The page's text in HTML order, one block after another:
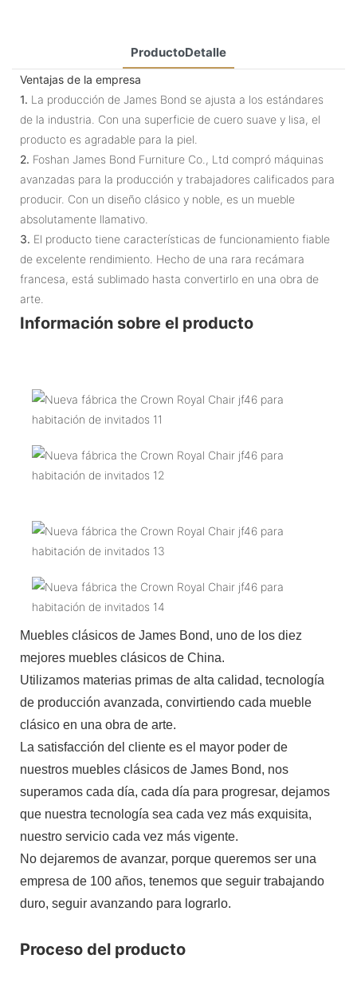
ProductoDetalle
Ventajas de la empresa
1. La producción de James Bond se ajusta a los estándares
de la industria. Con una superficie de cuero suave y lisa, el
producto es agradable para la piel.
2. Foshan James Bond Furniture Co., Ltd compró máquinas
avanzadas para la producción y trabajadores calificados para
producir. Con un diseño clásico y noble, es un mueble
absolutamente llamativo.
3. El producto tiene características de funcionamiento fiable
de excelente rendimiento. Hecho de una rara recámara
francesa, está sublimado hasta convertirlo en una obra de
arte.
Información sobre el producto
Muebles clásicos de James Bond, uno de los diez
mejores muebles clásicos de China.
Utilizamos materias primas de alta calidad, tecnología
de producción avanzada, convirtiendo cada mueble
clásico en una obra de arte.
La satisfacción del cliente es el mayor poder de
nuestros muebles clásicos de James Bond, nos
superamos cada día, cada día para progresar, dejamos
que nuestra tecnología sea cada vez más exquisita,
nuestro servicio cada vez más vigente.
No dejaremos de avanzar, porque queremos ser una
empresa de 100 años, tenemos que seguir trabajando
duro, seguir avanzando para lograrlo.
Proceso del producto